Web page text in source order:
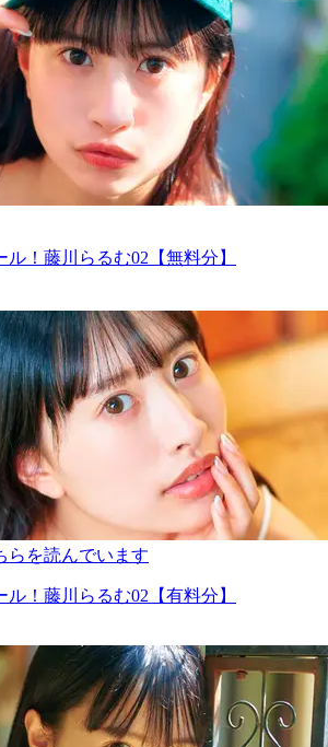
！藤川らるむ02【無料分】
らを読んでいます
！藤川らるむ02【有料分】